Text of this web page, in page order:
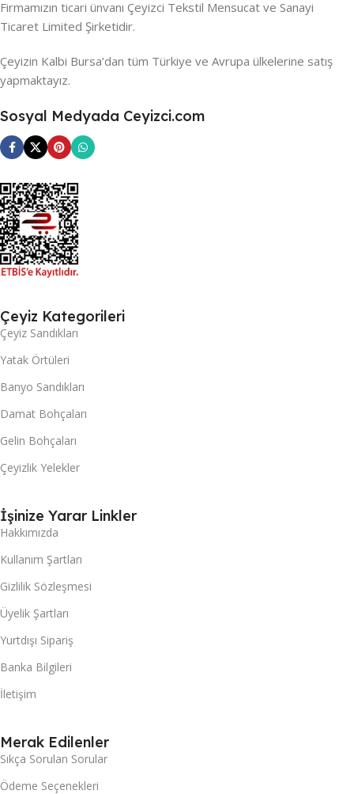
Firmamızın ticari ünvanı Çeyizci Tekstil Mensucat ve Sanayi
Ticaret Limited Şirketidir.
Çeyizin Kalbi Bursa’dan tüm Türkiye ve Avrupa ülkelerine satış
yapmaktayız.
Sosyal Medyada Ceyizci.com
Çeyiz Kategorileri
Çeyiz Sandıkları
Yatak Örtüleri
Banyo Sandıkları
Damat Bohçaları
Gelin Bohçaları
Çeyizlik Yelekler
İşinize Yarar Linkler
Hakkımızda
Kullanım Şartları
Gizlilik Sözleşmesi
Üyelik Şartları
Yurtdışı Sipariş
Banka Bilgileri
İletişim
Merak Edilenler
Sıkça Sorulan Sorular
Ödeme Seçenekleri